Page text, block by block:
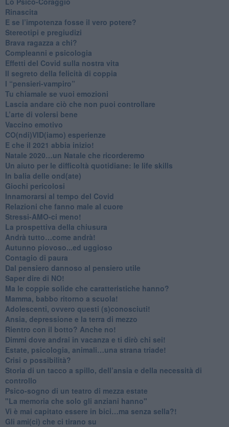
Rinascita
​E se l’impotenza fosse il vero potere?
Stereotipi e pregiudizi
​Brava ragazza a chi?
​Compleanni e psicologia
Effetti del Covid sulla nostra vita
Il segreto della felicità di coppia
​I “pensieri-vampiro”
​Tu chiamale se vuoi emozioni
​Lascia andare ciò che non puoi controllare
L’arte di volersi bene
​Vaccino emotivo
CO(ndi)VID(iamo) esperienze
​E che il 2021 abbia inizio!
​Natale 2020…un Natale che ricorderemo
Un aiuto per le difficoltà quotidiane: le life skills
​In balia delle ond(ate)
Giochi pericolosi
Innamorarsi al tempo del Covid
​Relazioni che fanno male al cuore
​Stressi-AMO-ci meno!
​La prospettiva della chiusura
​Andrà tutto…come andrà!
Autunno piovoso...ed uggioso
​Contagio di paura
​Dal pensiero dannoso al pensiero utile
​Saper dire di NO!
​Ma le coppie solide che caratteristiche hanno?
​Mamma, babbo ritorno a scuola!
Adolescenti, ovvero questi (s)conosciuti!
Ansia, depressione e la terra di mezzo
​Rientro con il botto? Anche no!
Dimmi dove andrai in vacanza e ti dirò chi sei!
​Estate, psicologia, animali…una strana triade!
​Crisi o possibilità?
​Storia di un tacco a spillo, dell’ansia e della necessità di
controllo
​Psico-sogno di un teatro di mezza estate
"La memoria che solo gli anziani hanno"
​Vi è mai capitato essere in bici…ma senza sella?!
​Gli ami(ci) che ci tirano su